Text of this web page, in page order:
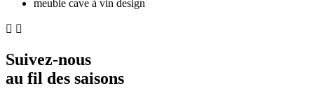
 
Suivez-nous
au fil des saisons